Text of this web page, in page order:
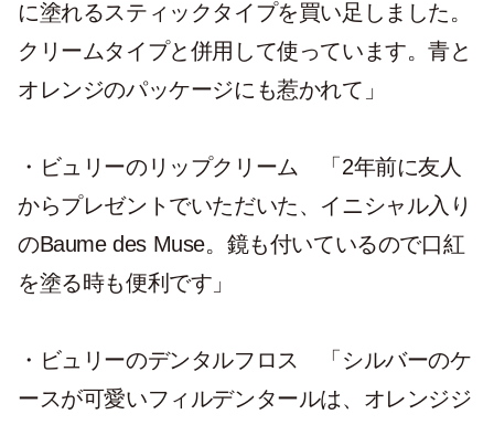
に塗れるスティックタイプを買い足しました。
クリームタイプと併用して使っています。青と
オレンジのパッケージにも惹かれて」
・ビュリーのリップクリーム 「2年前に友人
からプレゼントでいただいた、イニシャル入り
のBaume des Muse。鏡も付いているので口紅
を塗る時も便利です」
・ビュリーのデンタルフロス
「シルバーのケ
ースが可愛いフィルデンタールは、オレンジジ